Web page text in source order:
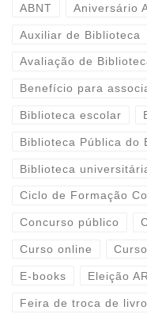
ABNT Aniversário
Auxiliar de Biblioteca
Avaliação de
Benefício para
Biblioteca escolar
Biblioteca Pública do
Biblioteca
Ciclo de Formação
Concurso público
Curso online
E-books Eleição
Feira de troca de